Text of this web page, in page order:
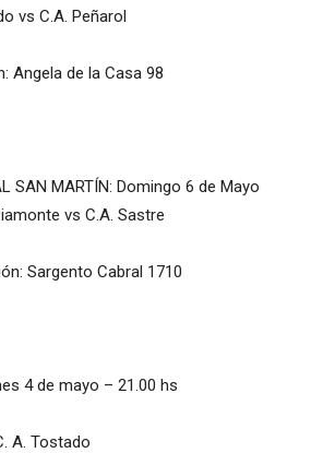
vs C.A. Peñarol
Angela de la Casa 98
SAN MARTÍN: Domingo 6 de Mayo
vs C.A. Sastre
Sargento Cabral 1710
4 de mayo – 21.00 hs
A. Tostado